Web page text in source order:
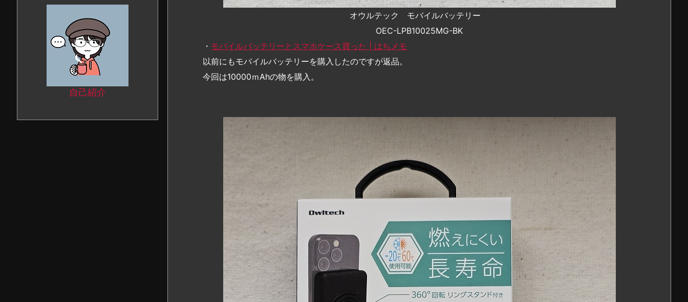
オウルテック モバイルバッテリー
OEC-LPB10025MG-BK
・ モバイルバッテリーとスマホケース買った | はちメモ
以前にもモバイルバッテリーを購入したのですが返品。
今回は10000ｍAhの物を購入。
自己紹介